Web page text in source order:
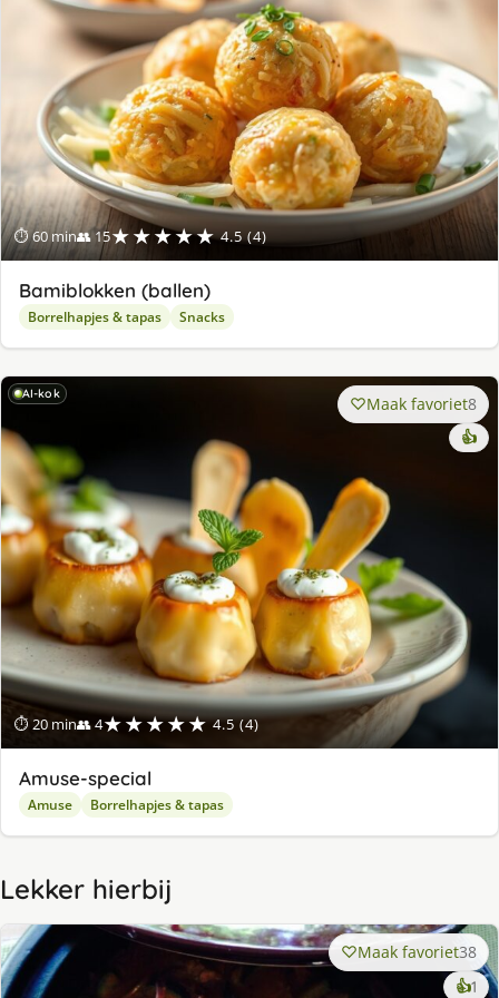
⏱ 60 min👥 15★★★★★ 4.5 (4)
Bamiblokken (ballen)
Borrelhapjes & tapas Snacks
AI-kok
⏱ 20 min👥 4★★★★★ 4.5 (4)
Maak favoriet8
👍
Amuse-special
Amuse Borrelhapjes & tapas
Lekker hierbij
Maak favoriet38
👍1